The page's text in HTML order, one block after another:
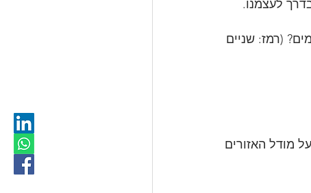
לעצמנו.
(רמז: שניים
מודל האזורים